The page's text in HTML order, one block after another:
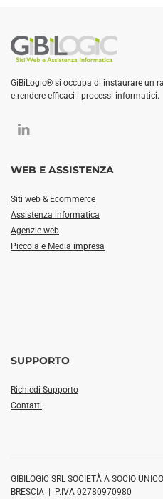
GiBiLogic® si occupa di instaurare un
e rendere efficaci i processi informatici.
WEB E ASSISTENZA
Siti web & Ecommerce
Assistenza informatica
Agenzie web
Piccola e Media impresa
SUPPORTO
Richiedi Supporto
Contatti
GIBILOGIC SRL SOCIETÀ A SOCIO
BRESCIA | P.IVA 02780970980